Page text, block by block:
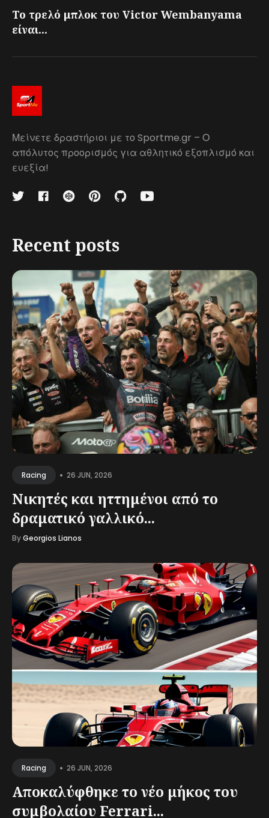
Το τρελό μπλοκ του Victor Wembanyama
είναι...
Μείνετε δραστήριοι με το Sportme.gr – Ο
απόλυτος προορισμός για αθλητικό εξοπλισμό και
ευεξία!
Recent posts
Racing • 26 JUN, 2026
Νικητές και ηττημένοι από το
δραματικό γαλλικό...
ByGeorgios Lianos
Racing • 26 JUN, 2026
Αποκαλύφθηκε το νέο μήκος του
συμβολαίου Ferrari...